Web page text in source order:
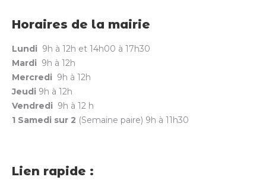
Horaires de la mairie
Lundi 9h à 12h et 14h00 à 17h30
Mardi 9h à 12h
Mercredi 9h à 12h
Jeudi 9h à 12h
Vendredi 9h à 12 h
1 Samedi sur 2 (Semaine paire) 9h à 11h30
Lien rapide :